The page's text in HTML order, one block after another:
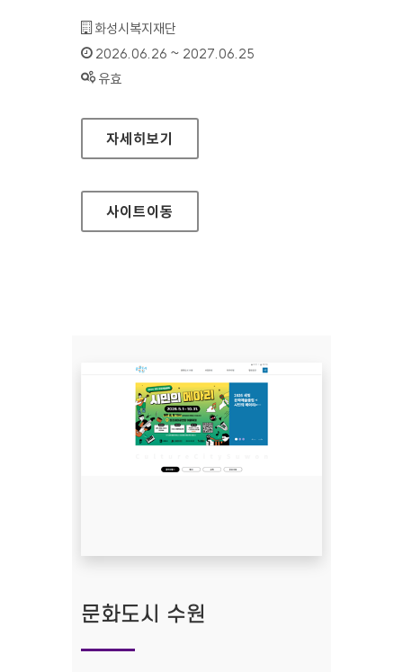
기관명 :
화성시복지재단
인증기간 :
2026.06.26 ~ 2027.06.25
상태 :
유효
화성시복지재단
자세히보기
사이트이동
문화도시 수원